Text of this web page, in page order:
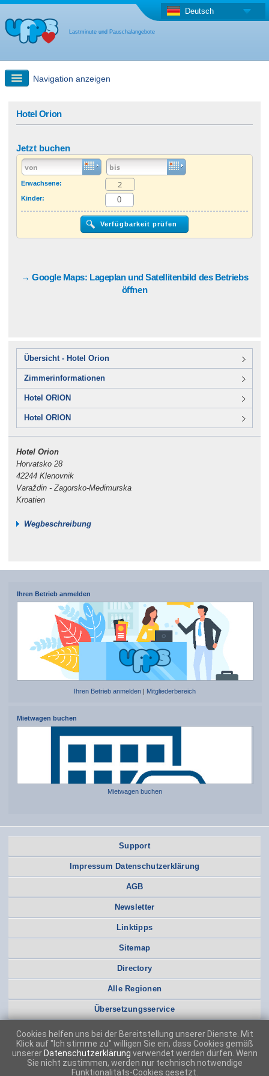
Lastminute und Pauschalangebote
Deutsch
Navigation anzeigen
Last Minute Angebot + Pauschalangebot
Anderes Land
Hotel Orion
Jetzt buchen
Erwachsene:
Kinder:
→ Google Maps: Lageplan und Satellitenbild des Betriebs
öffnen
Übersicht - Hotel Orion
Zimmerinformationen
Hotel ORION
Hotel ORION
Hotel Orion
Horvatsko 28
42244 Klenovnik
Varaždin - Zagorsko-Međimurska
Kroatien
Wegbeschreibung
Ihren Betrieb anmelden
Ihren Betrieb anmelden Mitgliederbereich
Mietwagen buchen
Mietwagen buchen
Support
Impressum Datenschutzerklärung
AGB
Newsletter
Linktipps
Sitemap
Directory
Alle Regionen
Übersetzungsservice
Cookies helfen uns bei der Bereitstellung unserer Dienste. Mit
Klick auf "Ich stimme zu" willigen Sie ein, dass Cookies gemäß
unserer Datenschutzerklärung verwendet werden dürfen. Wenn
Sie nicht zustimmen, werden nur technisch notwendige
Funktionalitäts-Cookies gesetzt.